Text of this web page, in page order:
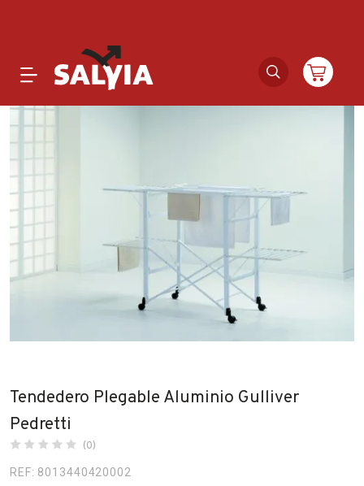
Productos
Novedades
Outlet
Ofertas
Catálogos
Fabricantes
Conócenos
Blog
Tendedero Plegable Aluminio Gulliver
Pedretti
(0)
REF: 8013440420002